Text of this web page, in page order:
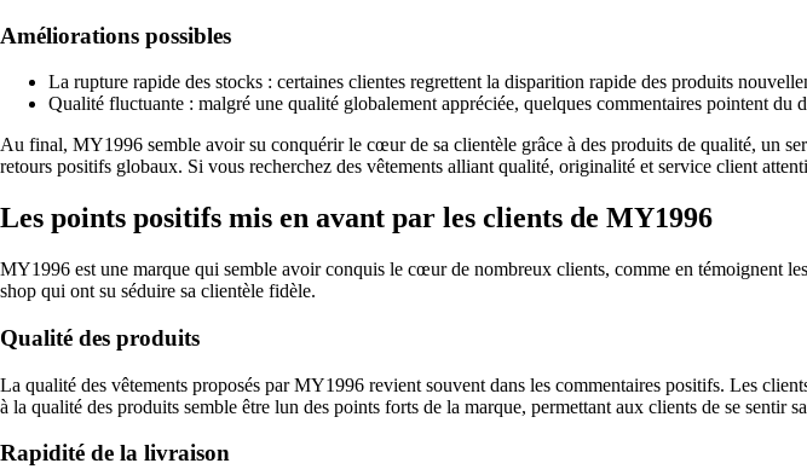
Améliorations possibles
La rupture rapide des stocks : certaines clientes regrettent la disparition rapide des produits
Qualité fluctuante : malgré une qualité globalement appréciée, quelques commentaires pointent du
Au final, MY1996 semble avoir su conquérir le cœur de sa clientèle grâce à des produits de qualité, un
retours positifs globaux. Si vous recherchez des vêtements alliant qualité, originalité et service client
Les points positifs mis en avant par les clients de MY1996
MY1996 est une marque qui semble avoir conquis le cœur de nombreux clients, comme en témoignent
shop qui ont su séduire sa clientèle fidèle.
Qualité des produits
La qualité des vêtements proposés par MY1996 revient souvent dans les commentaires positifs. Les
à la qualité des produits semble être lun des points forts de la marque, permettant aux clients de se sentir
Rapidité de la livraison